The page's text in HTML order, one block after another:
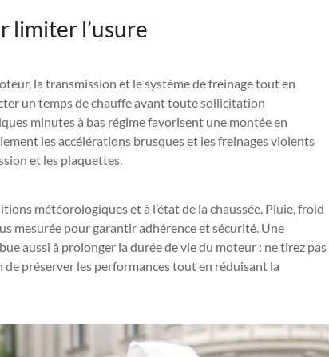
limiter l’usure
la transmission et le système de freinage tout en
un temps de chauffe avant toute sollicitation
minutes à bas régime favorisent une montée en
les accélérations brusques et les freinages violents
et les plaquettes.
météorologiques et à l’état de la chaussée. Pluie, froid
mesurée pour garantir adhérence et sécurité. Une
aussi à prolonger la durée de vie du moteur : ne tirez pas
préserver les performances tout en réduisant la